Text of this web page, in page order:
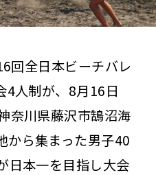
回全日本ビーチバレ
4人制が、8月16日
奈川県藤沢市鵠沼海
から集まった男子40
日本一を目指し大会